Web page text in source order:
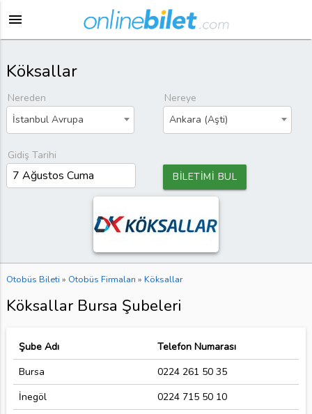
menu
Köksallar
Nereden
İstanbul Avrupa
Nereye
Ankara (Aşti)
Gidiş Tarihi
BİLETİMİ BUL
Otobüs Bileti » Otobüs Firmaları » Köksallar
Köksallar Bursa Şubeleri
Şube Adı
Telefon Numarası
Bursa
0224 261 50 35
İnegöl
0224 715 50 10